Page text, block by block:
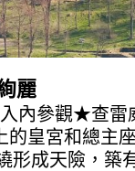
麗
內參觀★查雷
皇宮和總主
形成天險，築